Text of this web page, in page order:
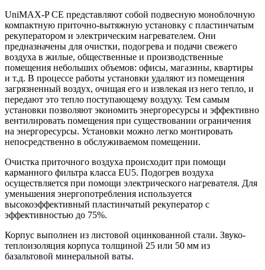
UniMAX-P СЕ представляют собой подвесную моноблочную
компактную приточно-вытяжную установку с пластинчатым
рекуператором и электрическим нагревателем. Они
предназначены для очистки, подогрева и подачи свежего
воздуха в жилые, общественные и производственные
помещения небольших объемов: офисы, магазины, квартиры
и т.д. В процессе работы установки удаляют из помещения
загрязненный воздух, очищая его и извлекая из него тепло, и
передают это тепло поступающему воздуху. Тем самым
установки позволяют экономить энергоресурсы и эффективно
вентилировать помещения при существовании ограничения
на энергоресурсы. Установки можно легко монтировать
непосредственно в обслуживаемом помещении.
Очистка приточного воздуха происходит при помощи
карманного фильтра класса EU5. Подогрев воздуха
осуществляется при помощи электрического нагревателя. Для
уменьшения энергопотребления используется
высокоэффективный пластинчатый рекуператор с
эффективностью до 75%.
Корпус выполнен из листовой оцинкованной стали. Звуко-
теплоизоляция корпуса толщиной 25 или 50 мм из
базальтовой минеральной ваты.